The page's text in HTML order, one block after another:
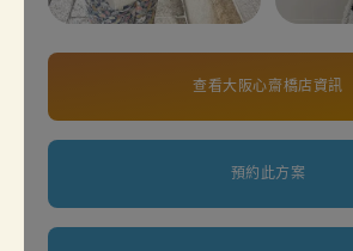
查看大阪心齋橋店資訊
預約此方案